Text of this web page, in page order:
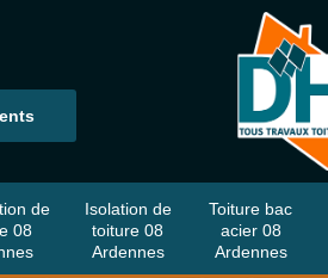
de
08
Isolation de
toiture 08
Ardennes
Toiture bac
acier 08
Ardennes